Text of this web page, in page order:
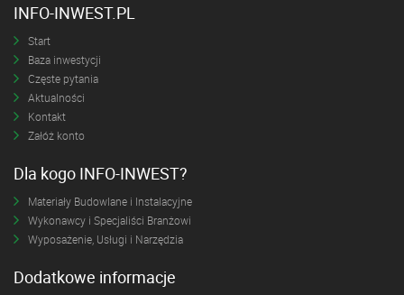
INFO-INWEST.PL
Start
Baza inwestycji
Częste pytania
Aktualności
Kontakt
Załóż konto
Dla kogo INFO-INWEST?
Materiały Budowlane i Instalacyjne
Wykonawcy i Specjaliści Branżowi
Wyposażenie, Usługi i Narzędzia
Dodatkowe informacje